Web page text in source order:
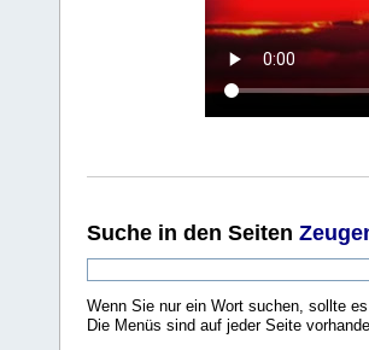
Suche in den Seiten
Wenn Sie nur ein Wort suchen, sollte
Die Menüs sind auf jeder Seite